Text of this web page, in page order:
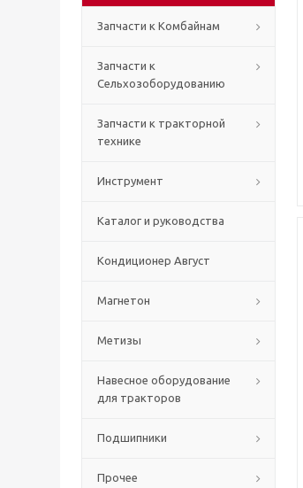
Запчасти к Комбайнам
Запчасти к
Сельхозоборудованию
Запчасти к тракторной
технике
Инструмент
Каталог и руководства
Кондиционер Август
Магнетон
Метизы
Навесное оборудование
для тракторов
Подшипники
Прочее